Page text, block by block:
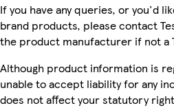
If you have any queries, or you'd
brand products, please contact
the product manufacturer if not a
Although product information is
unable to accept liability for any
does not affect your statutory